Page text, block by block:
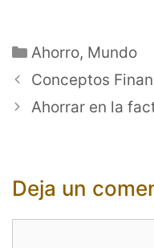
Categorías
Ahorro, Mundo
Conceptos
Ahorrar en la
Deja un